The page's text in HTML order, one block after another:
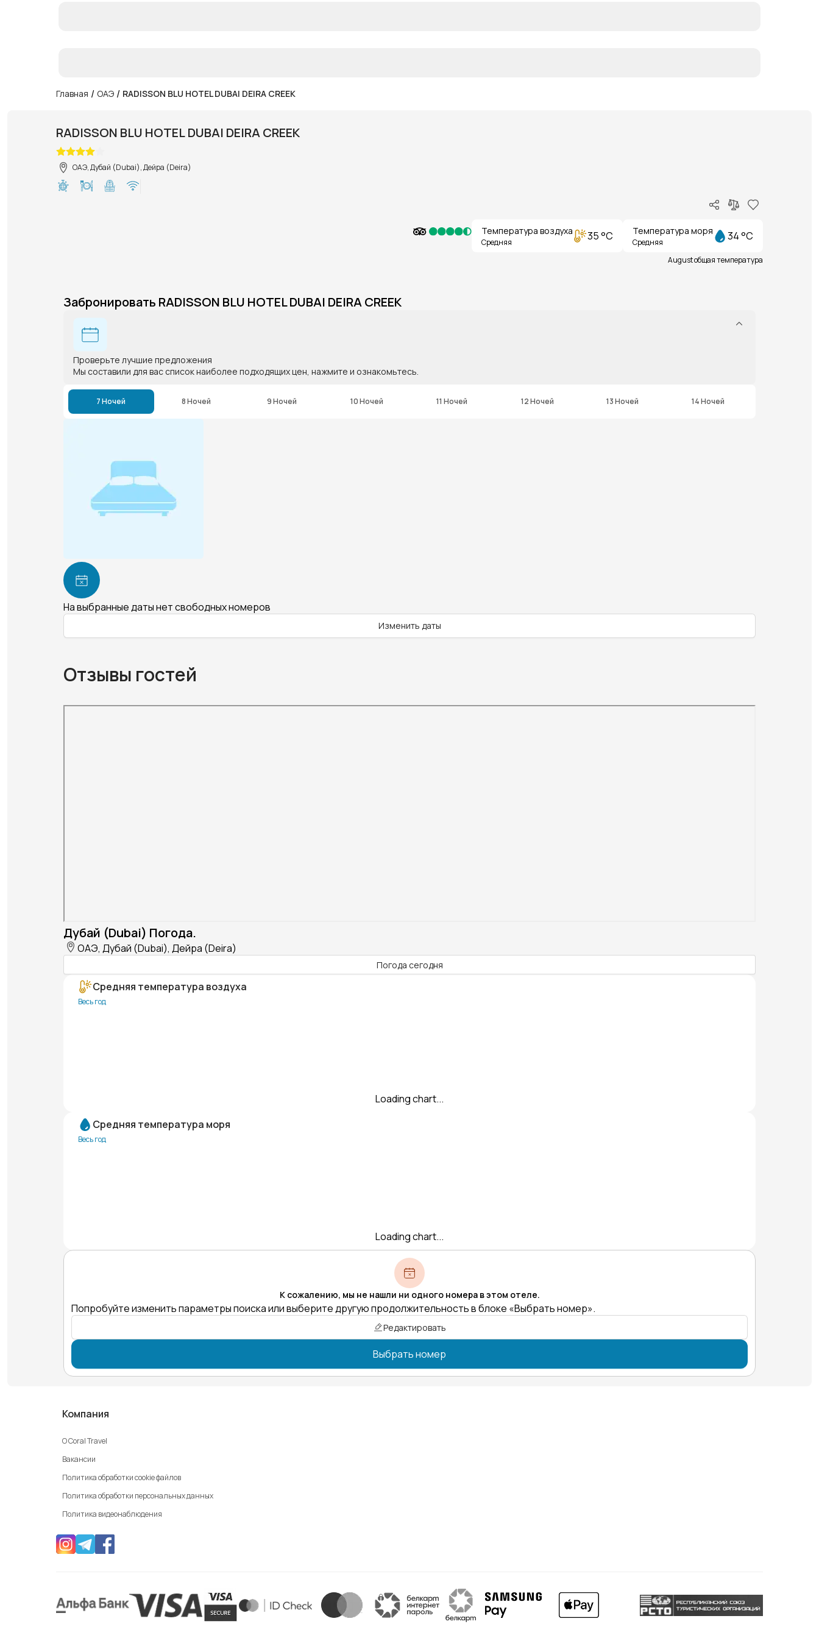
Главная / ОАЭ / RADISSON BLU HOTEL DUBAI DEIRA CREEK
RADISSON BLU HOTEL DUBAI DEIRA CREEK
ОАЭ, Дубай (Dubai), Дейра (Deira)
Температура воздуха
Средняя 35 °C Температура моря
Средняя 34 °C
August общая температура
Забронировать RADISSON BLU HOTEL DUBAI DEIRA CREEK
Проверьте лучшие предложения
Мы составили для вас список наиболее подходящих цен, нажмите и ознакомьтесь.
7 Ночей 8 Ночей 9 Ночей 10 Ночей 11 Ночей 12 Ночей 13 Ночей 14 Ночей
На выбранные даты нет свободных номеров
Изменить даты
Отзывы гостей
Дубай (Dubai) Погода.
ОАЭ, Дубай (Dubai), Дейра (Deira)
Погода сегодня
Средняя температура воздуха
Весь год
Loading chart...
Средняя температура моря
Весь год
Loading chart...
К сожалению, мы не нашли ни одного номера в этом отеле.
Попробуйте изменить параметры поиска или выберите другую продолжительность в блоке «Выбрать номер».
Редактировать
Выбрать номер
Компания
О Coral Travel
Вакансии
Политика обработки cookie файлов
Политика обработки персональных данных
Политика видеонаблюдения